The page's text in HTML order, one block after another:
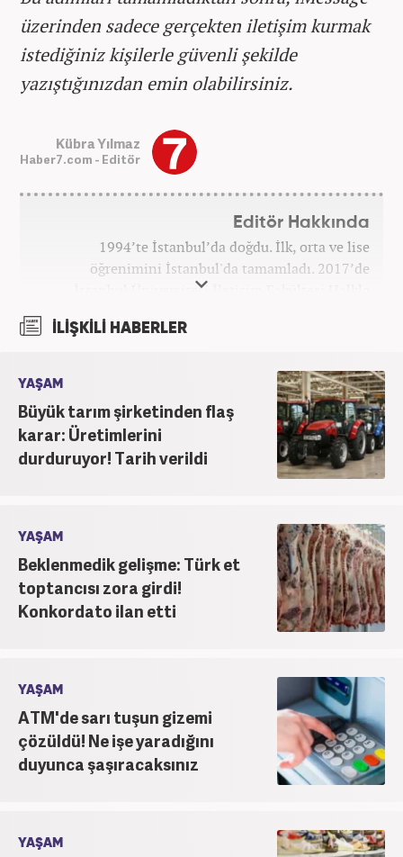
üzerinden sadece gerçekten iletişim kurmak
istediğiniz kişilerle güvenli şekilde
yazıştığınızdan emin olabilirsiniz.
Kübra Yılmaz
Haber7.com - Editör
Editör Hakkında
1994’te İstanbul’da doğdu. İlk, orta ve lise
öğrenimini İstanbul'da tamamladı. 2017’de
İstanbul Üniversitesi İletişim Fakültesi Halkla
2017’den beri Kanal7 Medya Grubu’na bağlı
etmektedir.
İLİŞKİLİ HABERLER
YAŞAM
Büyük tarım şirketinden flaş
karar: Üretimlerini
durduruyor! Tarih verildi
YAŞAM
Beklenmedik gelişme: Türk et
toptancısı zora girdi!
Konkordato ilan etti
YAŞAM
ATM'de sarı tuşun gizemi
çözüldü! Ne işe yaradığını
duyunca şaşıracaksınız
YAŞAM